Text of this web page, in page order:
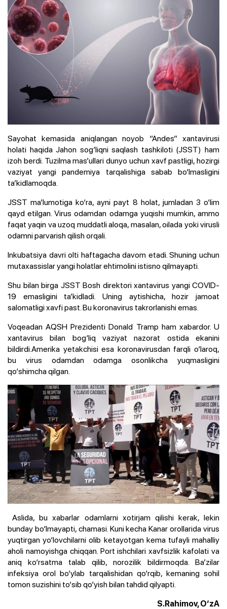
Sayohat kemasida aniqlangan noyob “Andes” xantavirusi
holati haqida Jahon sog‘liqni saqlash tashkiloti (JSST) ham
izoh berdi. Tuzilma mas’ullari dunyo uchun xavf pastligi, hozirgi
vaziyat yangi pandemiya tarqalishiga sabab bo‘lmasligini
ta’kidlamoqda.
JSST ma’lumotiga ko‘ra, ayni payt 8 holat, jumladan 3 o‘lim
qayd etilgan. Virus odamdan odamga yuqishi mumkin, ammo
faqat yaqin va uzoq muddatli aloqa, masalan, oilada yoki virusli
odamni parvarish qilish orqali.
Inkubatsiya davri olti haftagacha davom etadi. Shuning uchun
mutaxassislar yangi holatlar ehtimolini istisno qilmayapti.
Shu bilan birga JSST Bosh direktori xantavirus yangi COVID-
19 emasligini ta’kidladi. Uning aytishicha, hozir jamoat
salomatligi xavfi past. Bu koronavirus takrorlanishi emas.
Voqeadan AQSH Prezidenti Donald Tramp ham xabardor. U
xantavirus bilan bog‘liq vaziyat nazorat ostida ekanini
bildirdi.Amerika yetakchisi esa koronavirusdan farqli o‘laroq,
bu virus odamdan odamga osonlikcha yuqmasligini
qo‘shimcha qilgan.
Aslida, bu xabarlar odamlarni xotirjam qilishi kerak, lekin
bunday bo‘lmayapti, chamasi. Kuni kecha Kanar orollarida virus
yuqtirgan yo‘lovchilarni olib ketayotgan kema tufayli mahalliy
aholi namoyishga chiqqan. Port ishchilari xavfsizlik kafolati va
aniq ko‘rsatma talab qilib, norozilik bildirmoqda. Ba’zilar
infeksiya orol bo‘ylab tarqalishidan qo‘rqib, kemaning sohil
tomon suzishini to‘sib qo‘yish bilan tahdid qilyapti.
S.Rahimov, O‘zA